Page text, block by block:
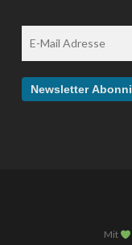
Mit